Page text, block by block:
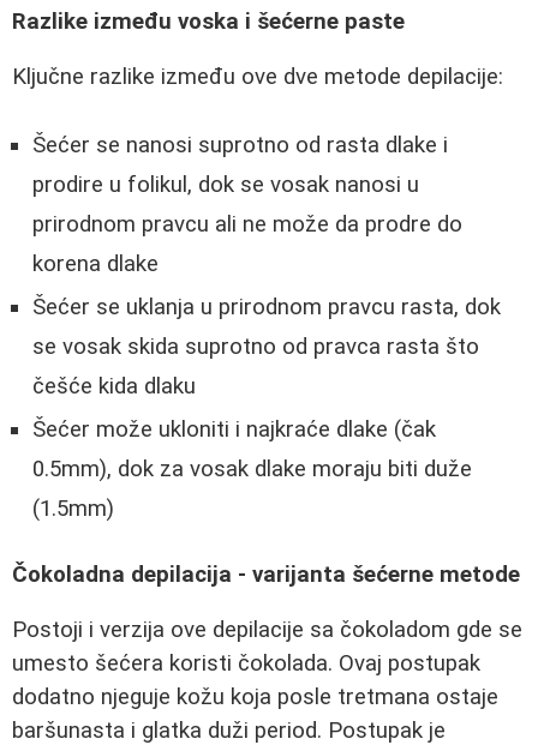
Razlike između voska i šećerne paste
Ključne razlike između ove dve metode depilacije:
Šećer se nanosi suprotno od rasta dlake i
prodire u folikul, dok se vosak nanosi u
prirodnom pravcu ali ne može da prodre do
korena dlake
Šećer se uklanja u prirodnom pravcu rasta, dok
se vosak skida suprotno od pravca rasta što
češće kida dlaku
Šećer može ukloniti i najkraće dlake (čak
0.5mm), dok za vosak dlake moraju biti duže
(1.5mm)
Čokoladna depilacija - varijanta šećerne metode
Postoji i verzija ove depilacije sa čokoladom gde se
umesto šećera koristi čokolada. Ovaj postupak
dodatno njeguje kožu koja posle tretmana ostaje
baršunasta i glatka duži period. Postupak je